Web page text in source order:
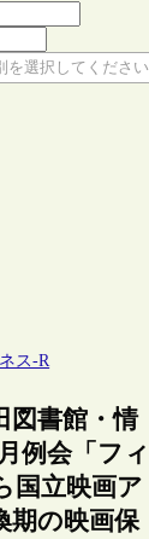
を選択してください
ください
ス-R
図書館・情
例会「フィ
国立映画ア
期の映画保